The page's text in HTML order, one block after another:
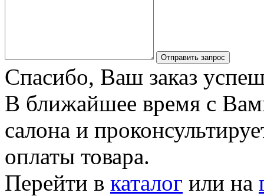
Отправить запрос
Спасибо, Ваш заказ
В ближайшее время с
салона и
оплаты товара.
Перейти в каталог или на